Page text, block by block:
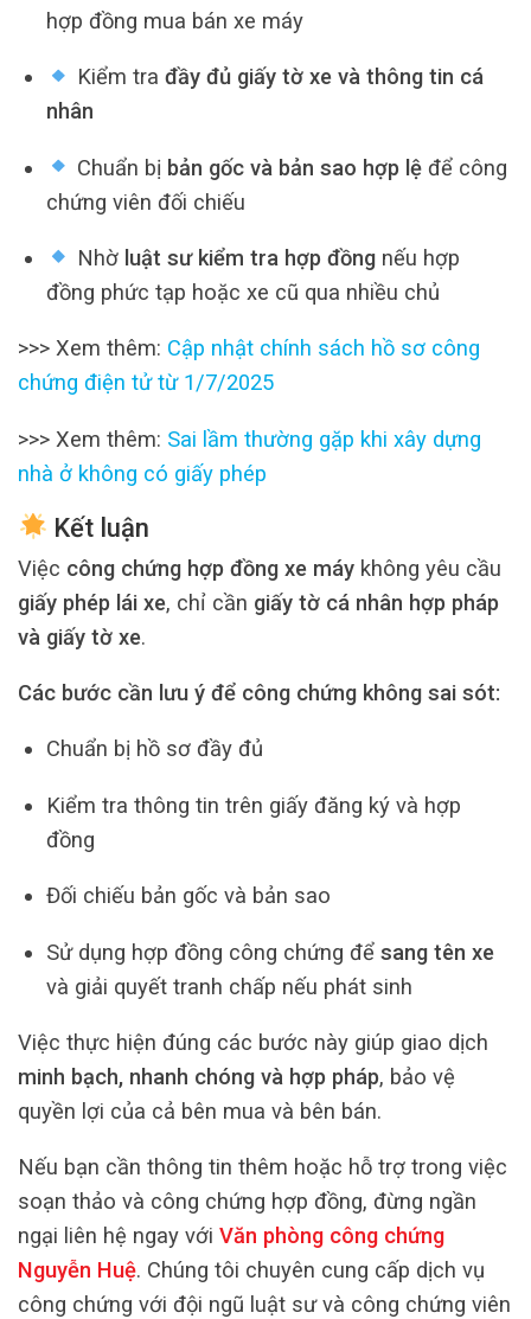
hợp đồng mua bán xe máy
Kiểm tra đầy đủ giấy tờ xe và thông tin cá
nhân
Chuẩn bị bản gốc và bản sao hợp lệđể công
chứng viên đối chiếu
Nhờ luật sư kiểm tra hợp đồngnếu hợp
đồng phức tạp hoặc xe cũ qua nhiều chủ
>>> Xem thêm: Cập nhật chính sách hồ sơ công
chứng điện tử từ 1/7/2025
>>> Xem thêm: Sai lầm thường gặp khi xây dựng
nhà ở không có giấy phép
Kết luận
Việc công chứng hợp đồng xe máy không yêu cầu
giấy phép lái xe, chỉ cần giấy tờ cá nhân hợp pháp
và giấy tờ xe.
Các bước cần lưu ý để công chứng không sai sót:
Chuẩn bị hồ sơ đầy đủ
Kiểm tra thông tin trên giấy đăng ký và hợp
đồng
Đối chiếu bản gốc và bản sao
Sử dụng hợp đồng công chứng để sang tên xe
và giải quyết tranh chấp nếu phát sinh
Việc thực hiện đúng các bước này giúp giao dịch
minh bạch, nhanh chóng và hợp pháp, bảo vệ
quyền lợi của cả bên mua và bên bán.
Nếu bạn cần thông tin thêm hoặc hỗ trợ trong việc
soạn thảo và công chứng hợp đồng, đừng ngần
ngại liên hệ ngay với Văn phòng công chứng
Nguyễn Huệ. Chúng tôi chuyên cung cấp dịch vụ
công chứng với đội ngũ luật sư và công chứng viên